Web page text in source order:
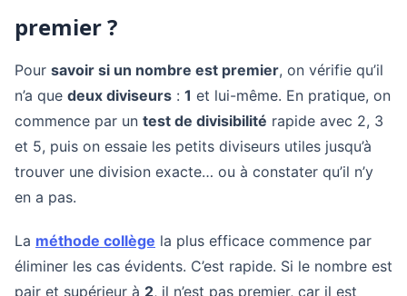
premier ?
Pour savoir si un nombre est premier, on vérifie qu’il
n’a que deux diviseurs : 1 et lui-même. En pratique, on
commence par un test de divisibilité rapide avec 2, 3
et 5, puis on essaie les petits diviseurs utiles jusqu’à
trouver une division exacte… ou à constater qu’il n’y
en a pas.
La méthode collège la plus efficace commence par
éliminer les cas évidents. C’est rapide. Si le nombre est
pair et supérieur à 2, il n’est pas premier, car il est